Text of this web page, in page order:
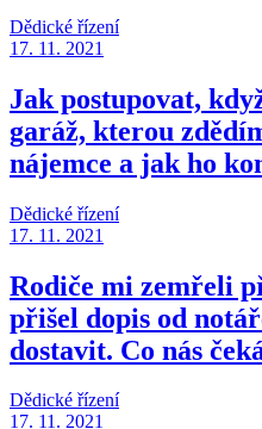
Dědické řízení
17. 11. 2021
Jak postupovat,
garáž, kterou
nájemce a jak ho
Dědické řízení
17. 11. 2021
Rodiče mi zemřeli
přišel dopis od
dostavit. Co nás
Dědické řízení
17. 11. 2021